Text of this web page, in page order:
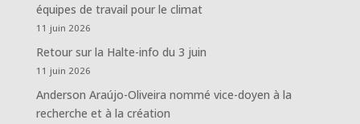
équipes de travail pour le climat
11 juin 2026
Retour sur la Halte-info du 3 juin
11 juin 2026
Anderson Araújo-Oliveira nommé vice-doyen à la
recherche et à la création